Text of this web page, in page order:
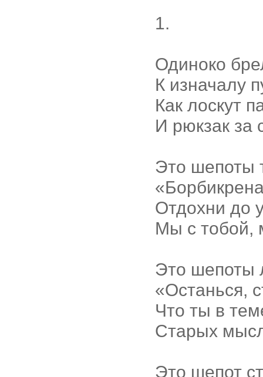
1.
Одиноко
К изначалу
Как лоскут
И рюкзак за
Это шепоты
Отдохни до
Мы с тобой,
Это шепоты
«Останься,
Что ты в
Старых
Это шепот